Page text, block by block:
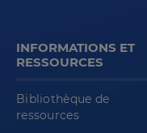
INFORMATIONS ET
RESSOURCES
Bibliothèque de
ressources